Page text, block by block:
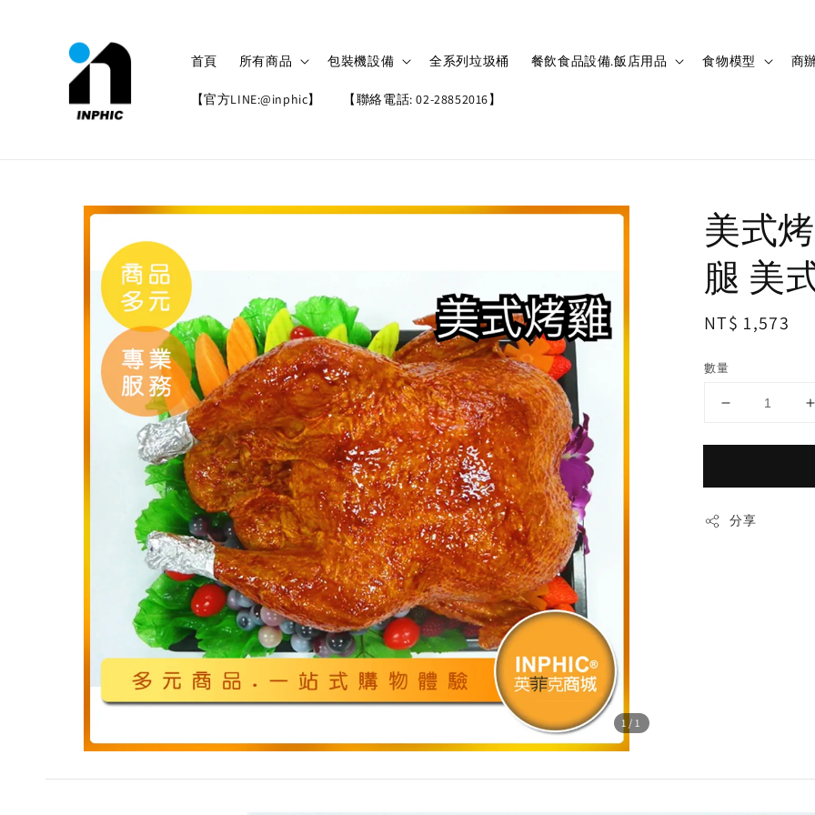
首頁 所有商品 包裝機設備 全系列垃圾桶 餐飲食品設備.飯店用品 食物模型 商
【官方LINE:@inphic】 【聯絡電話: 02-28852016】
1/1
美式
腿 美
Regular
NT$ 1,573
數量
分享